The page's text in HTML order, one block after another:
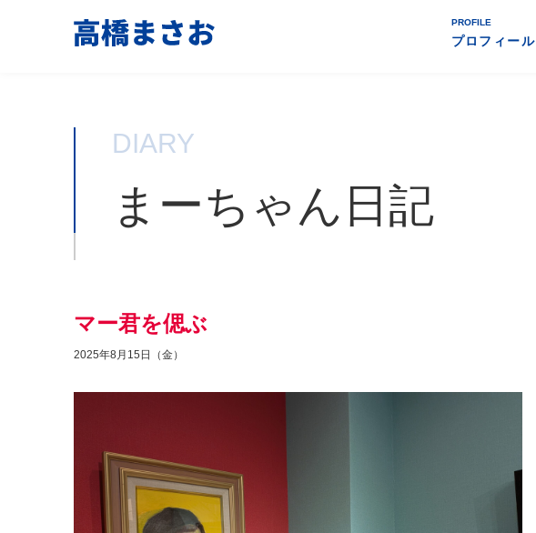
PROFILE
プロフィール
DIARY
まーちゃん日記
マー君を偲ぶ
2025年8月15日（金）